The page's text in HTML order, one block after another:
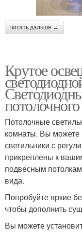
читать дальше →
Крутое
Потолочные
комнаты. Вы можете
светильники с
прикреплены к
подвесным
вида.
Попробуйте яркие
чтобы дополнить
Вы можете